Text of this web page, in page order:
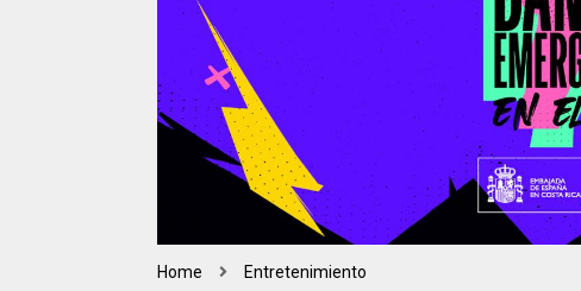
Home Entretenimiento